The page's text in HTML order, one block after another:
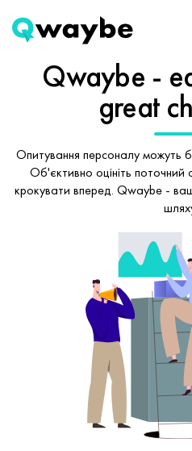
Qwaybe -
great
Опитування персоналу можуть
Об'єктивно оцініть
крокувати вперед. Qwaybe -